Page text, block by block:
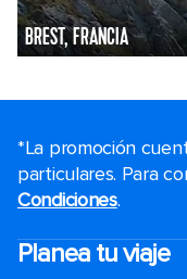
BREST, FRANCIA
*La promoción
particulares. Para
Condiciones.
Planea tu viaje